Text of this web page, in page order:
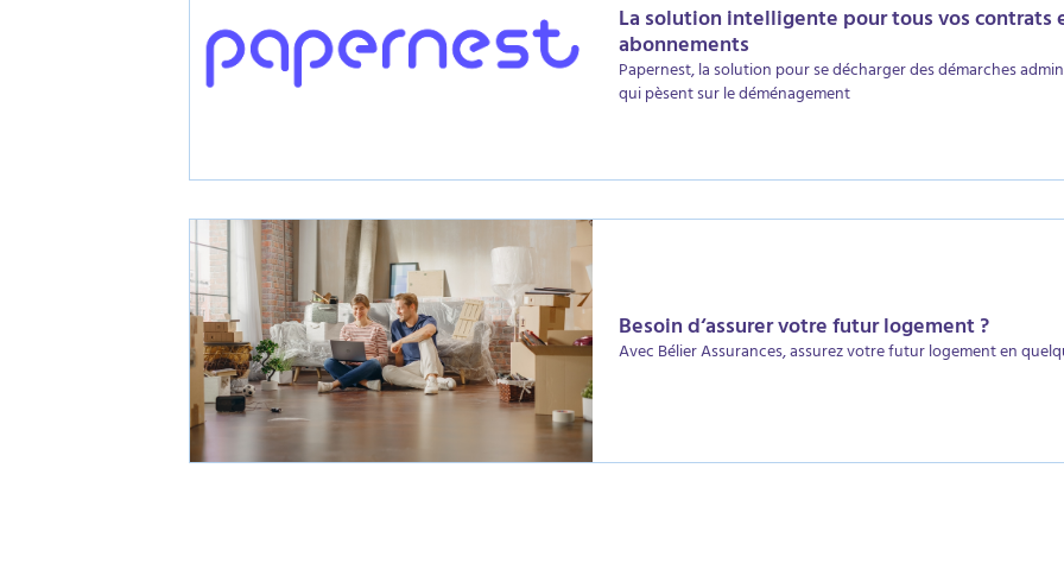
La solution intelligente pour tous vos contrats
abonnements
Papernest, la solution pour se décharger des démarches
qui pèsent sur le déménagement
Besoin d‘assurer votre futur logement ?
Avec Bélier Assurances, assurez votre futur logement en